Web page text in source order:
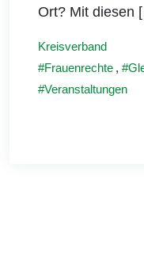
Ort? Mit diesen
Kreisverband
Frauenrechte ,
Veranstaltungen